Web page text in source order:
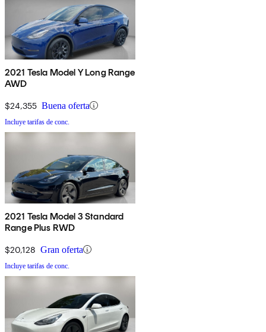
2021 Tesla Model Y Long Range
AWD
$24,355 Buena oferta
Incluye tarifas de conc.
2021 Tesla Model 3 Standard
Range Plus RWD
$20,128 Gran oferta
Incluye tarifas de conc.